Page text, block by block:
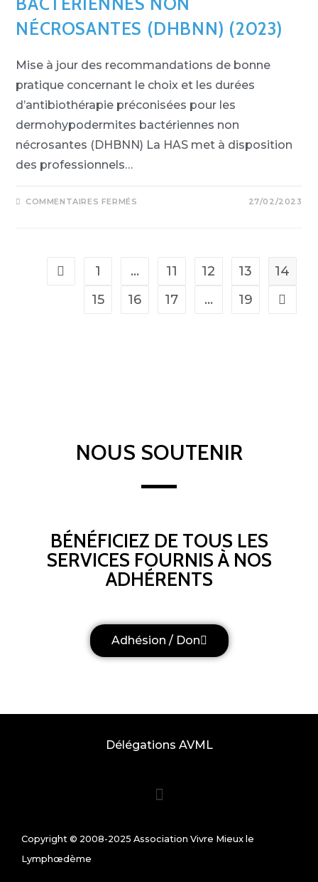
NÉCROSANTES (DHBNN) (2023)
Mise à jour des recommandations de bonne
pratique concernant le choix et les durées
d’antibiothérapie préconisées pour les
dermohypodermites bactériennes non
nécrosantes (DHBNN) La HAS met à disposition
des professionnels…
COMMENTAIRES FERMÉS 27/02/2023
1 … 11 12 13
14
15
16 17 … 19
NOUS SOUTENIR
BÉNÉFICIEZ DE TOUS LES
SERVICES FOURNIS À NOS
ADHÉRENTS
Adhésion / Don
Copyright © 2008-2025 Association Vivre Mieux le
Lymphœdème
Délégations AVML